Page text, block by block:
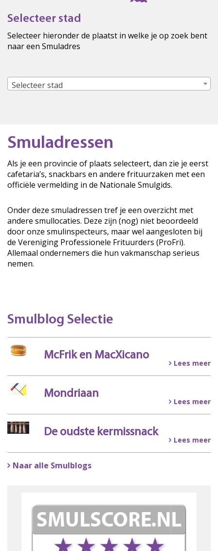
Selecteer stad
Selecteer hieronder de plaatst in welke je op zoek bent
naar een Smuladres
Selecteer stad
Smuladressen
Als je een provincie of plaats selecteert, dan zie je eerst
cafetaria’s, snackbars en andere frituurzaken met een
officiële vermelding in de Nationale Smulgids.
Onder deze smuladressen tref je een overzicht met
andere smullocaties. Deze zijn (nog) niet beoordeeld
door onze smulinspecteurs, maar wel aangesloten bij
de Vereniging Professionele Frituurders (ProFri).
Allemaal ondernemers die hun vakmanschap serieus
nemen.
Smulblog Selectie
McFrik en MacXicano
Lees meer
Mondriaan
Lees meer
De oudste kermissnack
Lees meer
Naar alle Smulblogs